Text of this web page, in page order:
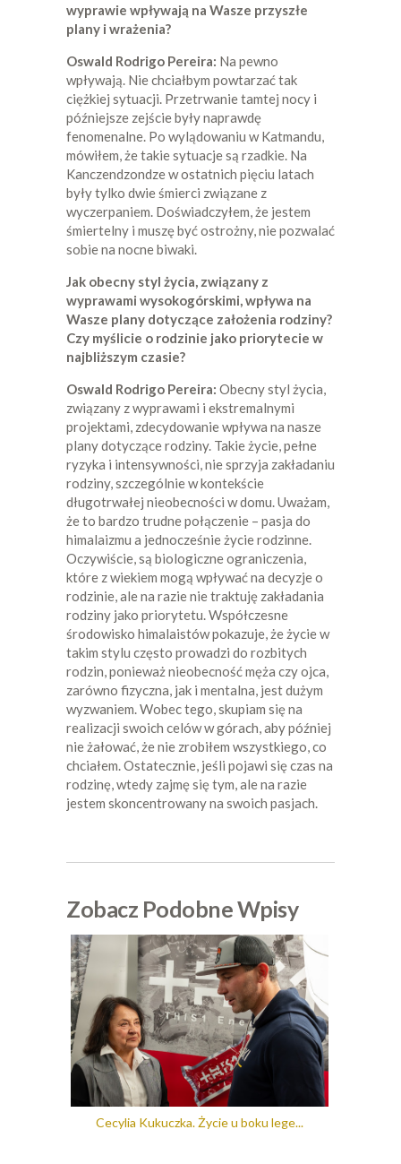
wyprawie wpływają na Wasze przyszłe
plany i wrażenia?
Oswald Rodrigo Pereira: Na pewno
wpływają. Nie chciałbym powtarzać tak
ciężkiej sytuacji. Przetrwanie tamtej nocy i
późniejsze zejście były naprawdę
fenomenalne. Po wylądowaniu w Katmandu,
mówiłem, że takie sytuacje są rzadkie. Na
Kanczendzondze w ostatnich pięciu latach
były tylko dwie śmierci związane z
wyczerpaniem. Doświadczyłem, że jestem
śmiertelny i muszę być ostrożny, nie pozwalać
sobie na nocne biwaki.
Jak obecny styl życia, związany z
wyprawami wysokogórskimi, wpływa na
Wasze plany dotyczące założenia rodziny?
Czy myślicie o rodzinie jako priorytecie w
najbliższym czasie?
Oswald Rodrigo Pereira: Obecny styl życia,
związany z wyprawami i ekstremalnymi
projektami, zdecydowanie wpływa na nasze
plany dotyczące rodziny. Takie życie, pełne
ryzyka i intensywności, nie sprzyja zakładaniu
rodziny, szczególnie w kontekście
długotrwałej nieobecności w domu. Uważam,
że to bardzo trudne połączenie – pasja do
himalaizmu a jednocześnie życie rodzinne.
Oczywiście, są biologiczne ograniczenia,
które z wiekiem mogą wpływać na decyzje o
rodzinie, ale na razie nie traktuję zakładania
rodziny jako priorytetu. Współczesne
środowisko himalaistów pokazuje, że życie w
takim stylu często prowadzi do rozbitych
rodzin, ponieważ nieobecność męża czy ojca,
zarówno fizyczna, jak i mentalna, jest dużym
wyzwaniem. Wobec tego, skupiam się na
realizacji swoich celów w górach, aby później
nie żałować, że nie zrobiłem wszystkiego, co
chciałem. Ostatecznie, jeśli pojawi się czas na
rodzinę, wtedy zajmę się tym, ale na razie
jestem skoncentrowany na swoich pasjach.
Zobacz Podobne Wpisy
Cecylia Kukuczka. Życie u boku lege...